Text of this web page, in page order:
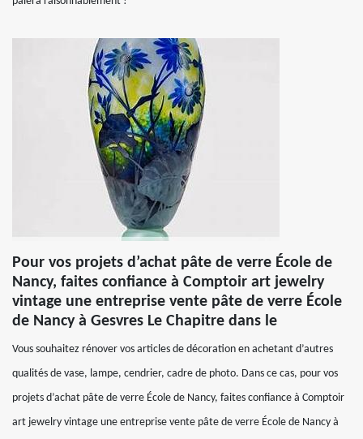
Pour vos projets d’achat pâte de verre École de
Nancy, faites confiance à Comptoir art jewelry
vintage une entreprise vente pâte de verre École
de Nancy à Gesvres Le Chapitre dans le
Vous souhaitez rénover vos articles de décoration en achetant d’autres
qualités de vase, lampe, cendrier, cadre de photo. Dans ce cas, pour vos
projets d’achat pâte de verre École de Nancy, faites confiance à Comptoir
art jewelry vintage une entreprise vente pâte de verre École de Nancy à